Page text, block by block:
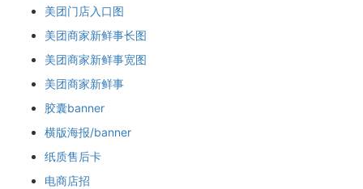
美团门店入口图
美团商家新鲜事长图
美团商家新鲜事宽图
美团商家新鲜事
胶囊banner
横版海报/banner
纸质售后卡
电商店招